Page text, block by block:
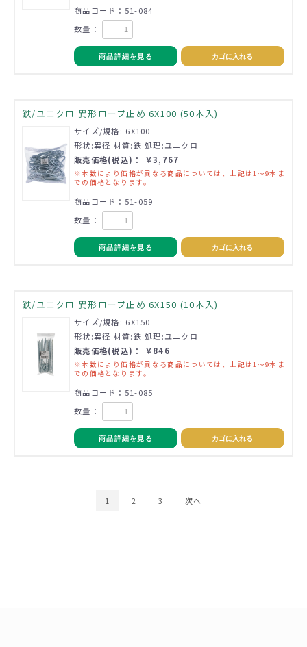
商品コード：51-084
数量：
商品詳細を見る カゴに入れる
鉄/ユニクロ 異形ロープ止め 6X100 (50本入)
サイズ/規格: 6X100
形状:異径 材質:鉄 処理:ユニクロ
販売価格(税込)： ￥3,767
※本数により価格が異なる商品については、上記は1～9本ま
での価格となります。
商品コード：51-059
数量：
商品詳細を見る カゴに入れる
鉄/ユニクロ 異形ロープ止め 6X150 (10本入)
サイズ/規格: 6X150
形状:異径 材質:鉄 処理:ユニクロ
販売価格(税込)： ￥846
※本数により価格が異なる商品については、上記は1～9本ま
での価格となります。
商品コード：51-085
数量：
商品詳細を見る カゴに入れる
1 2 3 次へ